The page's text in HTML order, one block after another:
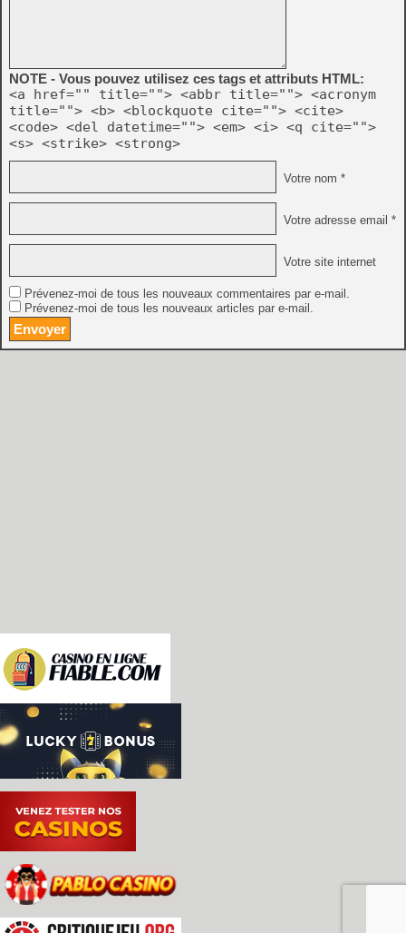
NOTE - Vous pouvez utilisez ces tags et attributs HTML:
<a href="" title=""> <abbr title=""> <acronym
title=""> <b> <blockquote cite=""> <cite>
<code> <del datetime=""> <em> <i> <q cite="">
<s> <strike> <strong>
Votre nom *
Votre adresse email *
Votre site internet
Prévenez-moi de tous les nouveaux commentaires par e-mail.
Prévenez-moi de tous les nouveaux articles par e-mail.